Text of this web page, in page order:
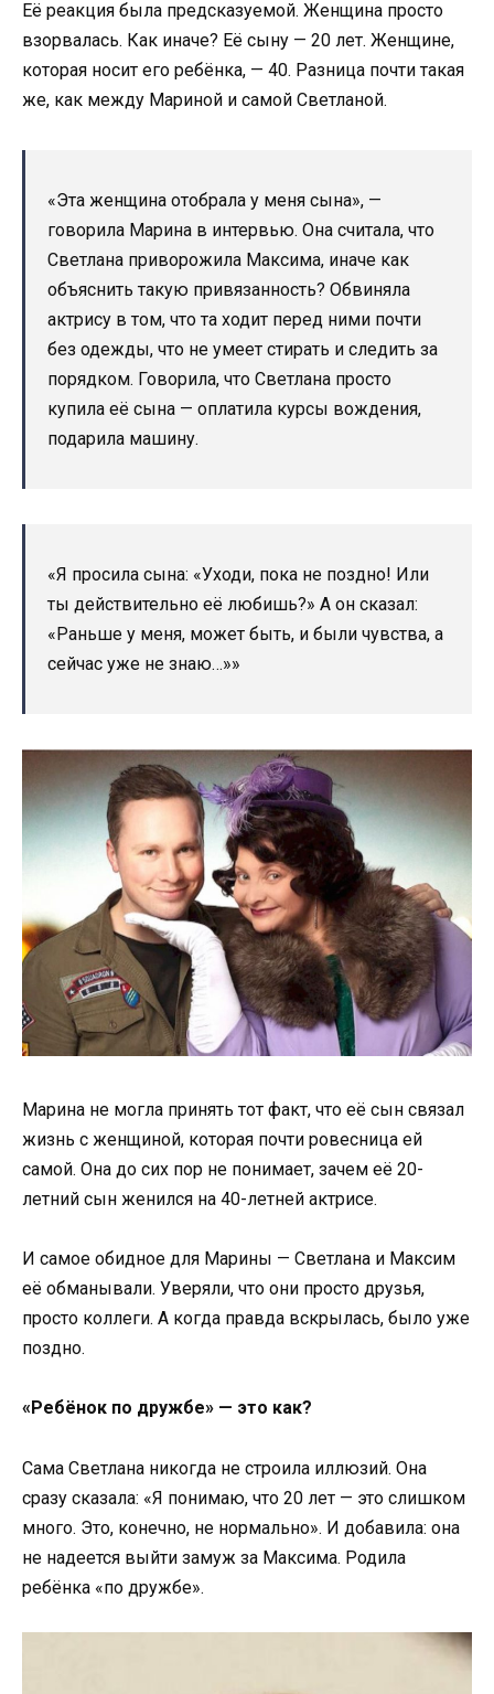
Её реакция была предсказуемой. Женщина просто
взорвалась. Как иначе? Её сыну — 20 лет. Женщине,
которая носит его ребёнка, — 40. Разница почти такая
же, как между Мариной и самой Светланой.
«Эта женщина отобрала у меня сына», —
говорила Марина в интервью. Она считала, что
Светлана приворожила Максима, иначе как
объяснить такую привязанность? Обвиняла
актрису в том, что та ходит перед ними почти
без одежды, что не умеет стирать и следить за
порядком. Говорила, что Светлана просто
купила её сына — оплатила курсы вождения,
подарила машину.
«Я просила сына: «Уходи, пока не поздно! Или
ты действительно её любишь?» А он сказал:
«Раньше у меня, может быть, и были чувства, а
сейчас уже не знаю…»»
Марина не могла принять тот факт, что её сын связал
жизнь с женщиной, которая почти ровесница ей
самой. Она до сих пор не понимает, зачем её 20-
летний сын женился на 40-летней актрисе.
И самое обидное для Марины — Светлана и Максим
её обманывали. Уверяли, что они просто друзья,
просто коллеги. А когда правда вскрылась, было уже
поздно.
«Ребёнок по дружбе» — это как?
Сама Светлана никогда не строила иллюзий. Она
сразу сказала: «Я понимаю, что 20 лет — это слишком
много. Это, конечно, не нормально». И добавила: она
не надеется выйти замуж за Максима. Родила
ребёнка «по дружбе».